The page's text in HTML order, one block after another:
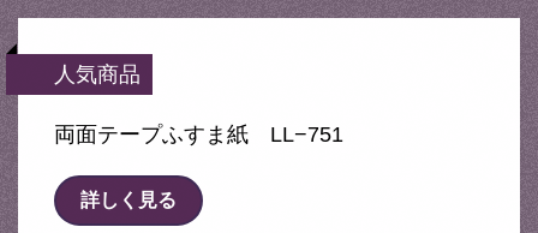
人気商品
両面テープふすま紙 LL−751
詳しく見る